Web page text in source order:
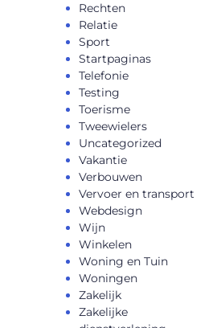
Rechten
Relatie
Sport
Startpaginas
Telefonie
Testing
Toerisme
Tweewielers
Uncategorized
Vakantie
Verbouwen
Vervoer en transport
Webdesign
Wijn
Winkelen
Woning en Tuin
Woningen
Zakelijk
Zakelijke